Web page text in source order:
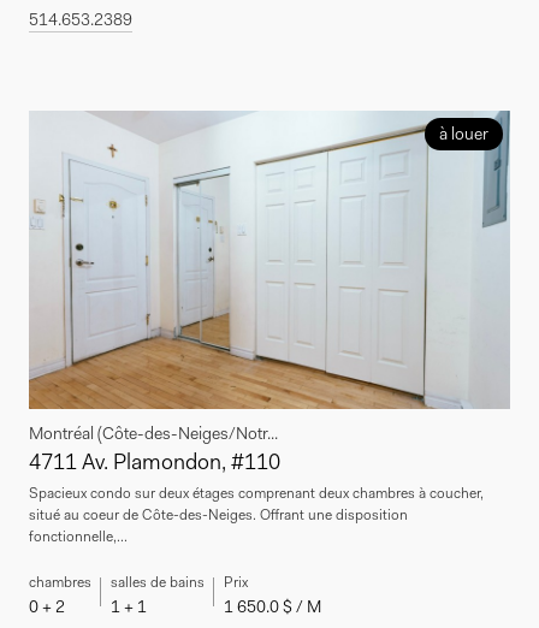
514.653.2389
à louer
Montréal (Côte-des-Neiges/Notr...
4711 Av. Plamondon, #110
Spacieux condo sur deux étages comprenant deux chambres à coucher,
situé au coeur de Côte-des-Neiges. Offrant une disposition
fonctionnelle,...
chambres
0 + 2
salles de bains
1 + 1
Prix
1 650.0 $ / M